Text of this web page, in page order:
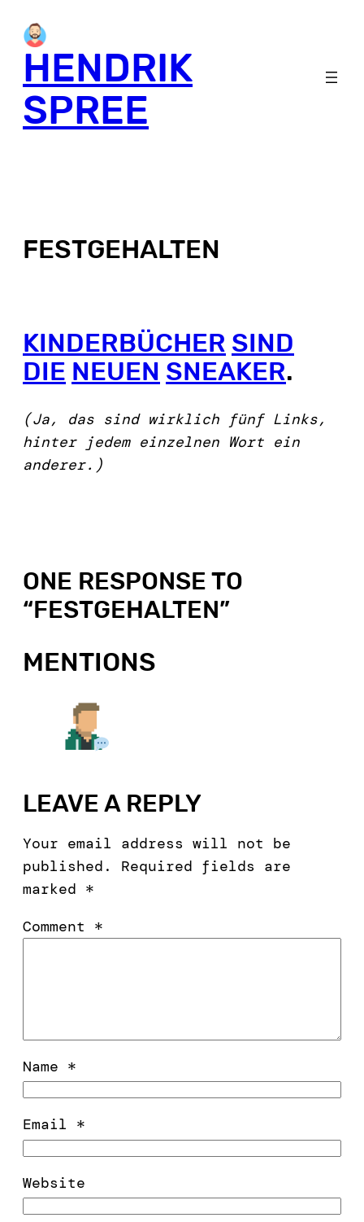
HENDRIK
SPREE
FESTGEHALTEN
KINDERBÜCHER SIND
DIE NEUEN SNEAKER.
(Ja, das sind wirklich fünf Links,
hinter jedem einzelnen Wort ein
anderer.)
ONE RESPONSE TO
“FESTGEHALTEN”
MENTIONS
LEAVE A REPLY
Your email address will not be
published.
Required fields are
marked *
Comment *
Name *
Email *
Website